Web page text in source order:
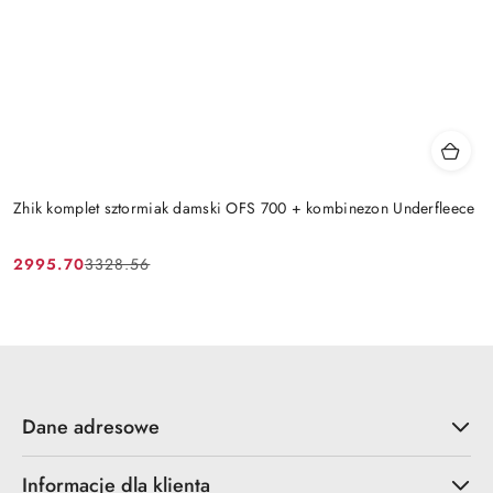
Zhik komplet sztormiak damski OFS 700 + kombinezon Underfleece
Cena
2995.70
Cena
3328.56
Dane adresowe
Informacje dla klienta